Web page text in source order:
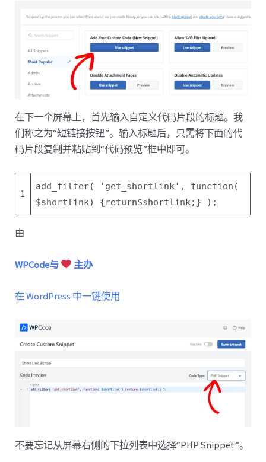
在下一个屏幕上，首先输入自定义代码片段的标题。我
们称之为“短链接按钮”。输入标题后，只需将下面的代
码片段复制并粘贴到“代码预览”框中即可。
1
add_filter( 'get_shortlink' , function (
$shortlink) {return$shortlink;} );
由
WPCode与 主办
在 WordPress 中一键使用
不要忘记从屏幕右侧的下拉列表中选择“PHP Snippet”。